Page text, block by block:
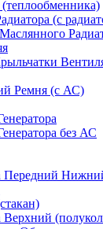
(с
Ремня (с АС)
без АС